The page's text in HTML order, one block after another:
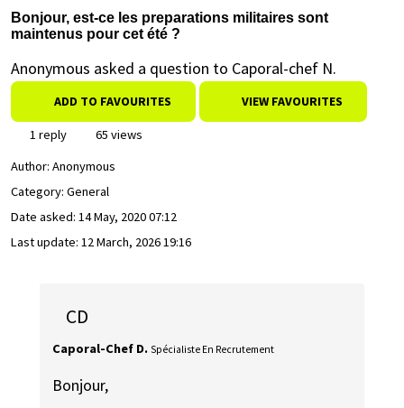
Bonjour, est-ce les preparations militaires sont
maintenus pour cet été ?
Anonymous asked a question to Caporal-chef N.
ADD TO FAVOURITES VIEW FAVOURITES
1 reply
65 views
Author: Anonymous
Category: General
Date asked: 14 May, 2020 07:12
Last update: 12 March, 2026 19:16
CD
Caporal-Chef D. Spécialiste En Recrutement
Bonjour,